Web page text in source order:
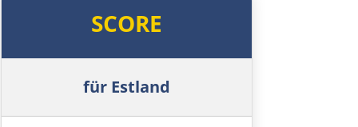
SCORE
für Estland